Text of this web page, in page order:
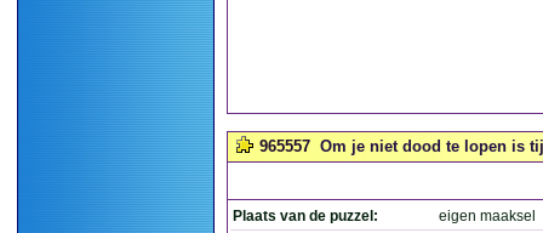
965557 Om je niet dood te lopen is
Plaats van de puzzel:
eigen maaksel